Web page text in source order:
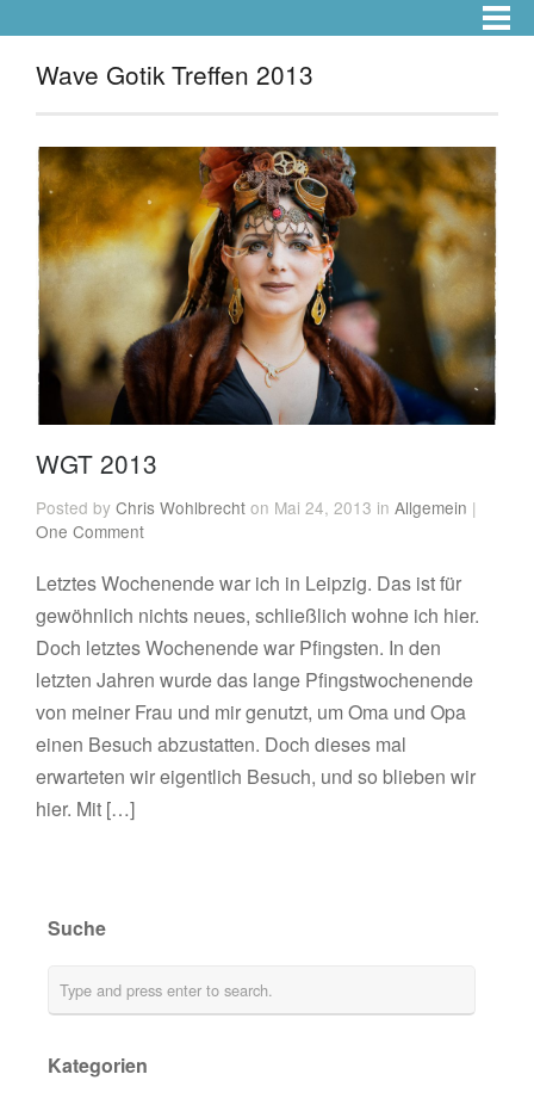
Wave Gotik Treffen 2013
WGT 2013
Posted by Chris Wohlbrecht on Mai 24, 2013 in Allgemein |
One Comment
Letztes Wochenende war ich in Leipzig. Das ist für
gewöhnlich nichts neues, schließlich wohne ich hier.
Doch letztes Wochenende war Pfingsten. In den
letzten Jahren wurde das lange Pfingstwochenende
von meiner Frau und mir genutzt, um Oma und Opa
einen Besuch abzustatten. Doch dieses mal
erwarteten wir eigentlich Besuch, und so blieben wir
hier. Mit […]
Suche
Kategorien